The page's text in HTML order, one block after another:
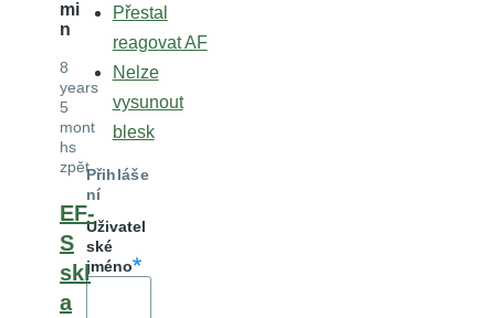
mi
n
8
years
5
mont
hs
zpět
EF-
S
skl
a
Přestal
reagovat AF
Nelze
vysunout
blesk
Přihláše
ní
Uživatel
ské
jméno